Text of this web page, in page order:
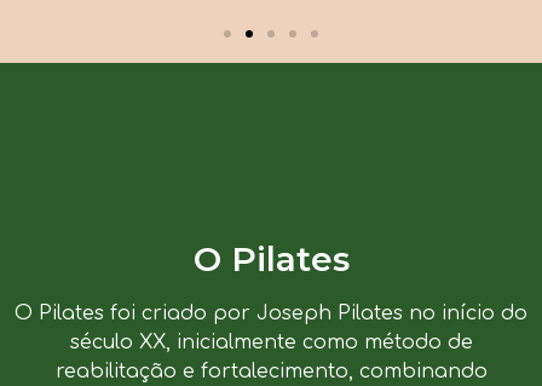
O Pilates
O Pilates foi criado por Joseph Pilates no início do
século XX, inicialmente como método de
reabilitação e fortalecimento, combinando